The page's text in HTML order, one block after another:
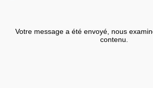
Votre message a été envoyé, nous
contenu.